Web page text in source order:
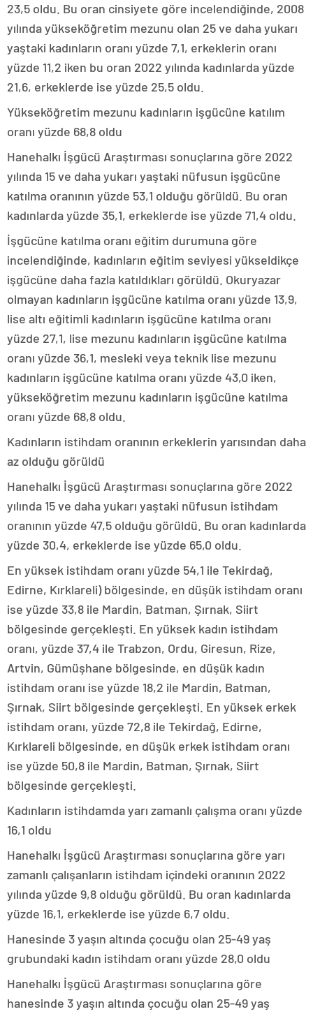
23,5 oldu. Bu oran cinsiyete göre incelendiğinde, 2008
yılında yükseköğretim mezunu olan 25 ve daha yukarı
yaştaki kadınların oranı yüzde 7,1, erkeklerin oranı
yüzde 11,2 iken bu oran 2022 yılında kadınlarda yüzde
21,6, erkeklerde ise yüzde 25,5 oldu.
Yükseköğretim mezunu kadınların işgücüne katılım
oranı yüzde 68,8 oldu
Hanehalkı İşgücü Araştırması sonuçlarına göre 2022
yılında 15 ve daha yukarı yaştaki nüfusun işgücüne
katılma oranının yüzde 53,1 olduğu görüldü. Bu oran
kadınlarda yüzde 35,1, erkeklerde ise yüzde 71,4 oldu.
İşgücüne katılma oranı eğitim durumuna göre
incelendiğinde, kadınların eğitim seviyesi yükseldikçe
işgücüne daha fazla katıldıkları görüldü. Okuryazar
olmayan kadınların işgücüne katılma oranı yüzde 13,9,
lise altı eğitimli kadınların işgücüne katılma oranı
yüzde 27,1, lise mezunu kadınların işgücüne katılma
oranı yüzde 36,1, mesleki veya teknik lise mezunu
kadınların işgücüne katılma oranı yüzde 43,0 iken,
yükseköğretim mezunu kadınların işgücüne katılma
oranı yüzde 68,8 oldu.
Kadınların istihdam oranının erkeklerin yarısından daha
az olduğu görüldü
Hanehalkı İşgücü Araştırması sonuçlarına göre 2022
yılında 15 ve daha yukarı yaştaki nüfusun istihdam
oranının yüzde 47,5 olduğu görüldü. Bu oran kadınlarda
yüzde 30,4, erkeklerde ise yüzde 65,0 oldu.
En yüksek istihdam oranı yüzde 54,1 ile Tekirdağ,
Edirne, Kırklareli) bölgesinde, en düşük istihdam oranı
ise yüzde 33,8 ile Mardin, Batman, Şırnak, Siirt
bölgesinde gerçekleşti. En yüksek kadın istihdam
oranı, yüzde 37,4 ile Trabzon, Ordu, Giresun, Rize,
Artvin, Gümüşhane bölgesinde, en düşük kadın
istihdam oranı ise yüzde 18,2 ile Mardin, Batman,
Şırnak, Siirt bölgesinde gerçekleşti. En yüksek erkek
istihdam oranı, yüzde 72,8 ile Tekirdağ, Edirne,
Kırklareli bölgesinde, en düşük erkek istihdam oranı
ise yüzde 50,8 ile Mardin, Batman, Şırnak, Siirt
bölgesinde gerçekleşti.
Kadınların istihdamda yarı zamanlı çalışma oranı yüzde
16,1 oldu
Hanehalkı İşgücü Araştırması sonuçlarına göre yarı
zamanlı çalışanların istihdam içindeki oranının 2022
yılında yüzde 9,8 olduğu görüldü. Bu oran kadınlarda
yüzde 16,1, erkeklerde ise yüzde 6,7 oldu.
Hanesinde 3 yaşın altında çocuğu olan 25-49 yaş
grubundaki kadın istihdam oranı yüzde 28,0 oldu
Hanehalkı İşgücü Araştırması sonuçlarına göre
hanesinde 3 yaşın altında çocuğu olan 25-49 yaş